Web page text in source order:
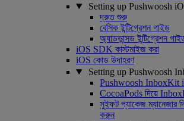
Setting up Pushwoosh
দ্রুত শুরু
বেসিক ইন্টিগ্রেশন গাইড
অ্যাডভান্সড ইন্টিগ্রেশন
iOS SDK কাস্টমাইজ করা
iOS কোড উদাহরণ
Setting up Pushwoosh
Pushwoosh InboxKit
CocoaPods দিয়ে
সুইফট প্যাকেজ
করুন